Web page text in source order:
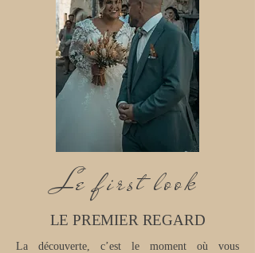
Le first look
LE PREMIER REGARD
La découverte, c’est le moment où vous